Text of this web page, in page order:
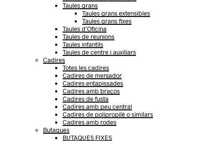
Taules grans
Taules grans extensibles
Taules grans fixes
Taules d’Oficina
Taules de reunions
Taules infantils
Taules de centre i auxiliars
Cadires
Totes les cadires
Cadires de menjador
Cadires entapissades
Cadires amb braços
Cadires de fusta
Cadires amb peu central
Cadires de polipropilè o similars
Cadires amb rodes
Butaques
BUTAQUES FIXES